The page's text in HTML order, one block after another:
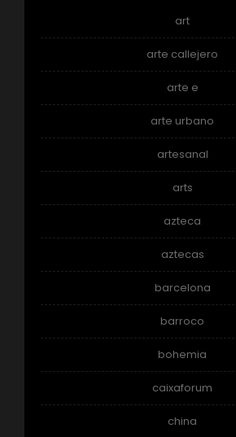
art
arte callejero
arte e
arte urbano
artesanal
arts
azteca
aztecas
barcelona
barroco
bohemia
caixaforum
china